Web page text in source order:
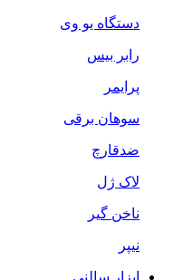
دستگاه یو وی
رابر بیس
پرایمر
سوهان برقی
ضدقارچ
لاک ژل
ناخن گیر
نیپر
ابزار سالنی